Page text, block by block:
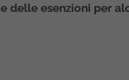
e delle esenzioni per